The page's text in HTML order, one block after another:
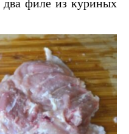
два филе из куриных